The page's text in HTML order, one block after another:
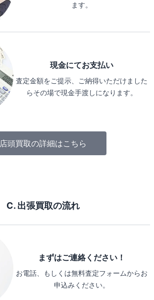
ます。
現金にてお支払い
査定金額をご提示、ご納得いただけました
らその場で現金手渡しになります。
店頭買取の詳細はこちら
C. 出張買取の流れ
まずはご連絡ください！
お電話、もしくは無料査定フォームからお
申込みください。